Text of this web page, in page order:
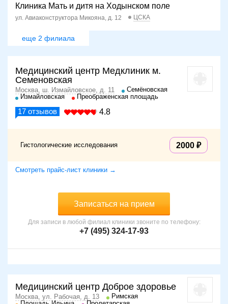
Клиника Мать и дитя на Ходынском поле
ул. Авиаконструктора Микояна, д. 12 ЦСКА
еще 2 филиала
Медицинский центр Медклиник м.
Семеновская
Москва, ш. Измайловское, д. 11
Семёновская
Измайловская
Преображенская площадь
17 отзывов 4.8
Гистологические исследования 2000
Смотреть прайс-лист клиники →
Записаться на прием
Для записи в любой филиал клиники звоните по телефону:
+7 (495) 324-17-93
Медицинский центр Доброе здоровье
Москва, ул. Рабочая, д. 13
Римская